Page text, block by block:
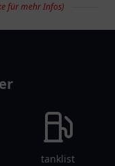
Shopping-Fan!
für mehr Infos)
tanklist